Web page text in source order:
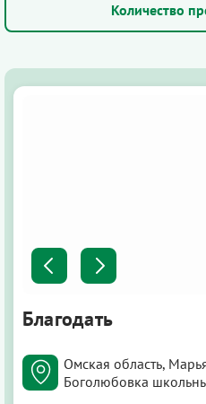
Количество
Благодать
Омская область,
Боголюбовка